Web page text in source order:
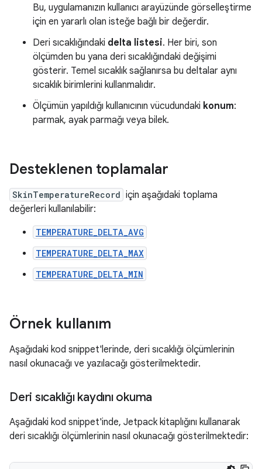
Bu, uygulamanızın kullanıcı arayüzünde görselleştirme
için en yararlı olan isteğe bağlı bir değerdir.
Deri sıcaklığındaki delta listesi. Her biri, son
ölçümden bu yana deri sıcaklığındaki değişimi
gösterir. Temel sıcaklık sağlanırsa bu deltalar aynı
sıcaklık birimlerini kullanmalıdır.
Ölçümün yapıldığı kullanıcının vücudundaki konum:
parmak, ayak parmağı veya bilek.
Desteklenen toplamalar
SkinTemperatureRecord için aşağıdaki toplama
değerleri kullanılabilir:
TEMPERATURE_DELTA_AVG
TEMPERATURE_DELTA_MAX
TEMPERATURE_DELTA_MIN
Örnek kullanım
Aşağıdaki kod snippet'lerinde, deri sıcaklığı ölçümlerinin
nasıl okunacağı ve yazılacağı gösterilmektedir.
Deri sıcaklığı kaydını okuma
Aşağıdaki kod snippet'inde, Jetpack kitaplığını kullanarak
deri sıcaklığı ölçümlerinin nasıl okunacağı gösterilmektedir: